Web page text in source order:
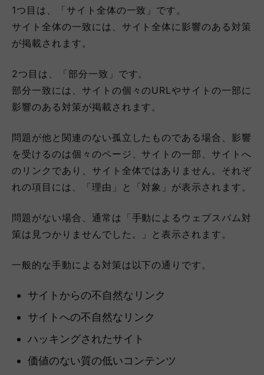
1つ目は、「サイト全体の一致」です。
サイト全体の一致には、サイト全体に影響のある対策
が掲載されます。
2つ目は、「部分一致」です。
部分一致には、サイトの個々のURLやサイトの一部に
影響のある対策が掲載されます。
問題が他と関連のない孤立したものである場合、影響
を受けるのは個々のページ、サイトの一部、サイトへ
のリンクであり、サイト全体ではありません。それぞ
れの項目には、「理由」と「対象」が表示されます。
問題がない場合、通常は「手動によるウェブスパム対
策は見つかりませんでした。」と表示されます。
一般的な手動による対策は以下の通りです。
サイトからの不自然なリンク
サイトへの不自然なリンク
ハッキングされたサイト
価値のない質の低いコンテンツ